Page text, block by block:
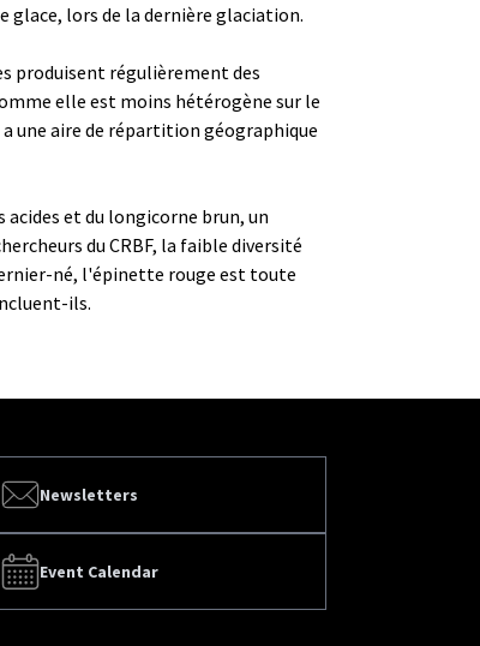
glace, lors de la dernière glaciation.
produisent régulièrement des
elle est moins hétérogène sur le
une aire de répartition géographique
et du longicorne brun, un
du CRBF, la faible diversité
né, l'épinette rouge est toute
ils.
Newsletters
Event Calendar